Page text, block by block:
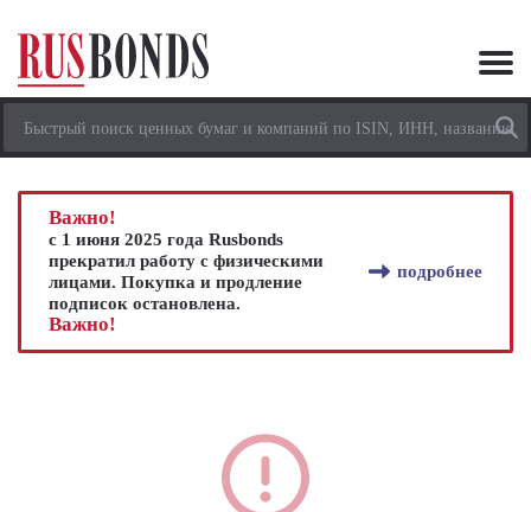
Важно!
с 1 июня 2025 года Rusbonds
прекратил работу с физическими
лицами. Покупка и продление
подписок остановлена.
подробнее
Важно!